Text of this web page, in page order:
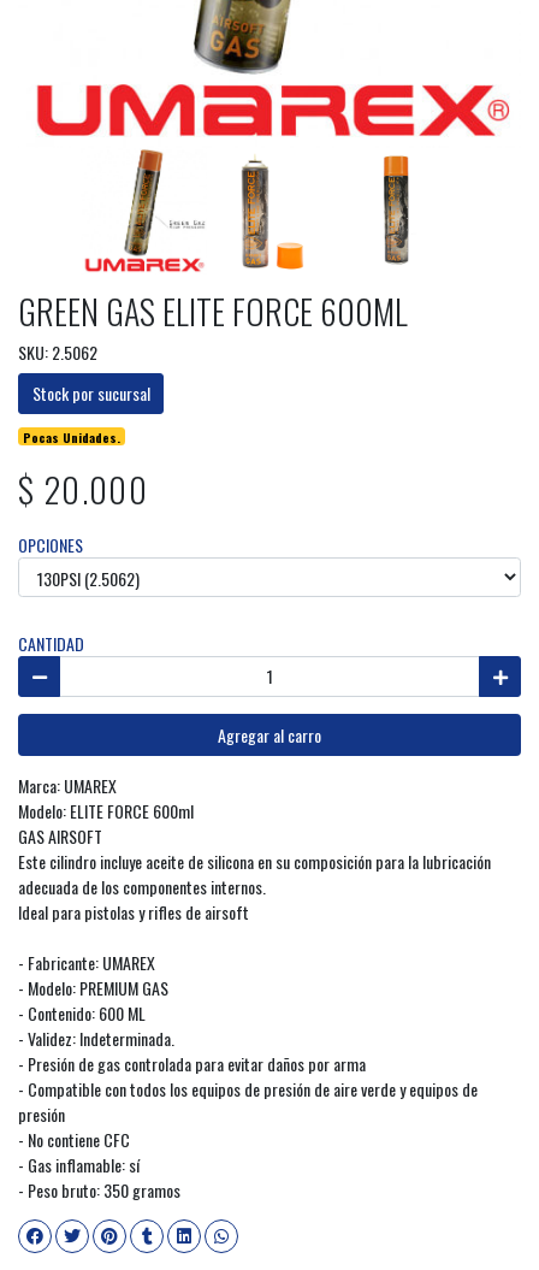
GREEN GAS ELITE FORCE 600ML
SKU: 2.5062
Stock por sucursal
Pocas Unidades.
$ 20.000
OPCIONES
CANTIDAD
Agregar al carro
Marca: UMAREX
Modelo: ELITE FORCE 600ml
GAS AIRSOFT
Este cilindro incluye aceite de silicona en su composición para la lubricación
adecuada de los componentes internos.
Ideal para pistolas y rifles de airsoft
- Fabricante: UMAREX
- Modelo: PREMIUM GAS
- Contenido: 600 ML
- Validez: Indeterminada.
- Presión de gas controlada para evitar daños por arma
- Compatible con todos los equipos de presión de aire verde y equipos de
presión
- No contiene CFC
- Gas inflamable: sí
- Peso bruto: 350 gramos